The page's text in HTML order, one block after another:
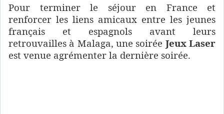
Pour terminer le séjour en France et
renforcer les liens amicaux entre les jeunes
français et espagnols avant leurs
retrouvailles à Malaga, une soirée Jeux Laser
est venue agrémenter la dernière soirée.